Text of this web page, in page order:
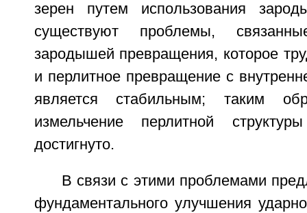
зерен путем использования
существуют проблемы,
зародышей превращения, которое
и перлитное превращение с
является стабильным; таким
измельчение перлитной
достигнуто.
В связи с этими проблемами
фундаментального улучшения